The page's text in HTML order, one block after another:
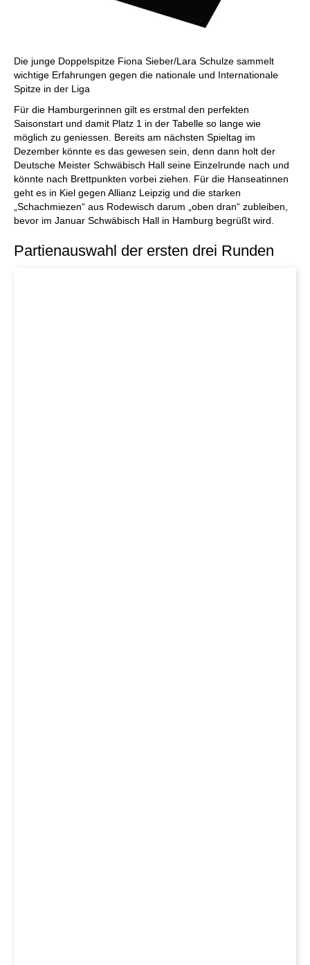
Die junge Doppelspitze Fiona Sieber/Lara Schulze sammelt
wichtige Erfahrungen gegen die nationale und Internationale
Spitze in der Liga
Für die Hamburgerinnen gilt es erstmal den perfekten
Saisonstart und damit Platz 1 in der Tabelle so lange wie
möglich zu geniessen. Bereits am nächsten Spieltag im
Dezember könnte es das gewesen sein, denn dann holt der
Deutsche Meister Schwäbisch Hall seine Einzelrunde nach und
könnte nach Brettpunkten vorbei ziehen. Für die Hanseatinnen
geht es in Kiel gegen Allianz Leipzig und die starken
„Schachmiezen“ aus Rodewisch darum „oben dran“ zubleiben,
bevor im Januar Schwäbisch Hall in Hamburg begrüßt wird.
Partienauswahl der ersten drei Runden